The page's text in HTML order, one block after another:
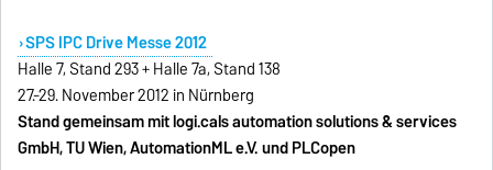
SPS IPC Drive Messe 2012
Halle 7, Stand 293 + Halle 7a, Stand 138
27.-29. November 2012 in Nürnberg
Stand gemeinsam mit logi.cals automation solutions & services
GmbH, TU Wien, AutomationML e.V. und PLCopen